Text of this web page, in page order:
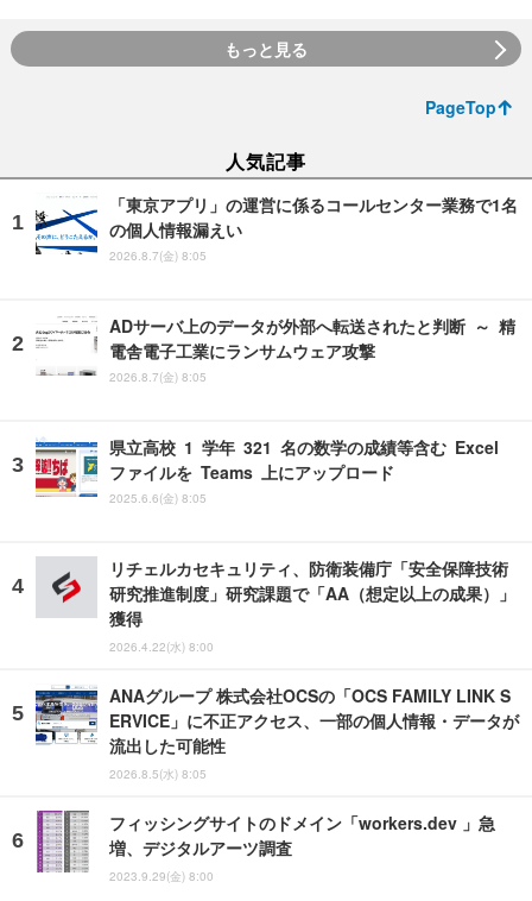
もっと見る
PageTop
人気記事
「東京アプリ」の運営に係るコールセンター業務で1名
の個人情報漏えい
2026.8.7(金) 8:05
ADサーバ上のデータが外部へ転送されたと判断 ～ 精
電舎電子工業にランサムウェア攻撃
2026.8.7(金) 8:05
県立高校 1 学年 321 名の数学の成績等含む Excel
ファイルを Teams 上にアップロード
2025.6.6(金) 8:05
リチェルカセキュリティ、防衛装備庁「安全保障技術
研究推進制度」研究課題で「AA（想定以上の成果）」
獲得
2026.4.22(水) 8:00
ANAグループ 株式会社OCSの「OCS FAMILY LINK S
ERVICE」に不正アクセス、一部の個人情報・データが
流出した可能性
2026.8.5(水) 8:05
フィッシングサイトのドメイン「workers.dev 」急
増、デジタルアーツ調査
2023.9.29(金) 8:00